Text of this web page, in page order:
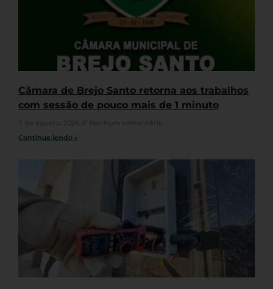
Câmara de Brejo Santo retorna aos trabalhos
com sessão de pouco mais de 1 minuto
Continue lendo »